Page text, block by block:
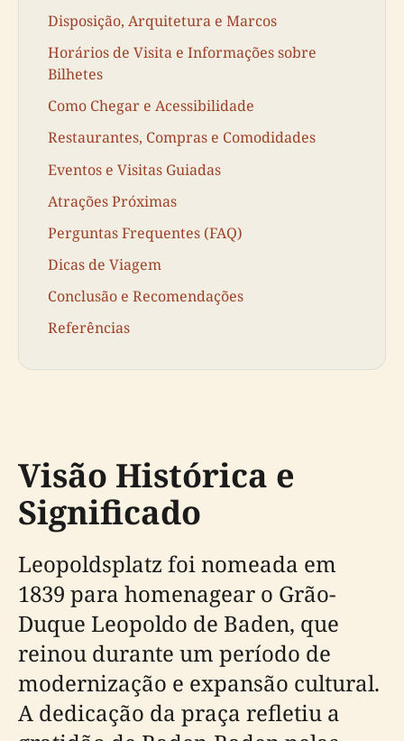
Disposição, Arquitetura e Marcos
Horários de Visita e Informações sobre
Bilhetes
Como Chegar e Acessibilidade
Restaurantes, Compras e Comodidades
Eventos e Visitas Guiadas
Atrações Próximas
Perguntas Frequentes (FAQ)
Dicas de Viagem
Conclusão e Recomendações
Referências
Visão Histórica e
Significado
Leopoldsplatz foi nomeada em
1839 para homenagear o Grão-
Duque Leopoldo de Baden, que
reinou durante um período de
modernização e expansão cultural.
A dedicação da praça refletiu a